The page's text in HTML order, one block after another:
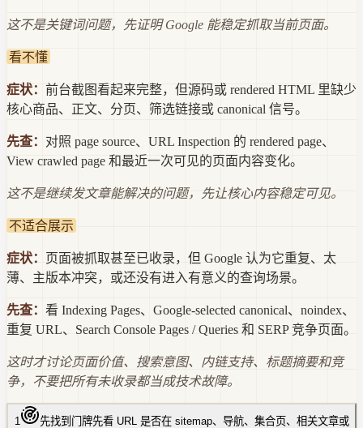
这不是关键词问题，先证明 Google 能稳定抓取当前页面。
看不懂
症状： 前台截图看起来完整，但源码或 rendered HTML 里缺少
核心商品、正文、分页、筛选链接或 canonical 信号。
先查： 对照 page source、URL Inspection 的 rendered page、
View crawled page 和最近一次可见的页面内容变化。
这不是继续发文章能解决的问题，先让核心内容稳定可见。
不适合展示
症状：
页面被抓取甚至已收录，但 Google 认为它重复、太
薄、主版本冲突，或还没有进入有意义的查询场景。
先查： 看 Indexing Pages、Google-selected canonical、noindex、
重复 URL、Search Console Pages / Queries 和 SERP 竞争页面。
这时才讨论页面价值、搜索意图、内链支持、标题摘要和竞
争，不要把所有未收录都当成技术故障。
1 先找到门牌先看 URL 是否在 sitemap、导航、集合页、相关文章或